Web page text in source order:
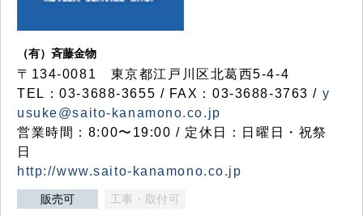
（有）斉藤金物
〒134-0081 東京都江戸川区北葛西5-4-4
TEL：03-3688-3655 / FAX：03-3688-3763 / y
usuke@saito-kanamono.co.jp
営業時間：8:00〜19:00 / 定休日：日曜日・祝祭
日
http://www.saito-kanamono.co.jp
販売可 工事・取付可